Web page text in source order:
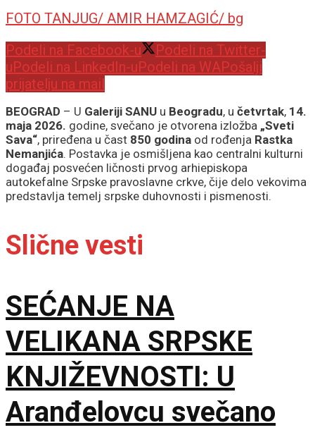
FOTO TANJUG/ AMIR HAMZAGIĆ/ bg
Podeli na Facebook-u
Podeli na Twitter-
u Podeli na LinkedIn-u Podeli na WAPošalji
prijatelju na mail
BEOGRAD – U Galeriji SANU u Beogradu, u četvrtak, 14.
maja 2026. godine, svečano je otvorena izložba „Sveti
Sava“, priređena u čast 850 godina od rođenja Rastka
Nemanjića. Postavka je osmišljena kao centralni kulturni
događaj posvećen ličnosti prvog arhiepiskopa
autokefalne Srpske pravoslavne crkve, čije delo vekovima
predstavlja temelj srpske duhovnosti i pismenosti.
Slične vesti
SEĆANJE NA
VELIKANA SRPSKE
KNJIŽEVNOSTI: U
Aranđelovcu svečano